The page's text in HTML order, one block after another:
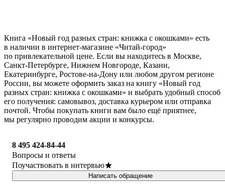
Книга «Новый год разных стран: книжка с окошками» есть
в наличии в интернет-магазине «Читай-город»
по привлекательной цене. Если вы находитесь в Москве,
Санкт-Петербурге, Нижнем Новгороде, Казани,
Екатеринбурге, Ростове-на-Дону или любом другом регионе
России, вы можете оформить заказ на книгу «Новый год
разных стран: книжка с окошками» и выбрать удобный способ
его получения: самовывоз, доставка курьером или отправка
почтой. Чтобы покупать книги вам было ещё приятнее,
мы регулярно проводим акции и конкурсы.
8 495 424-84-44
Вопросы и ответы
Поучаствовать в интервью
Написать обращение